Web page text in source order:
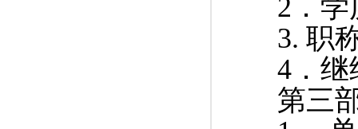
2 ．
3. 职
4．继
第三